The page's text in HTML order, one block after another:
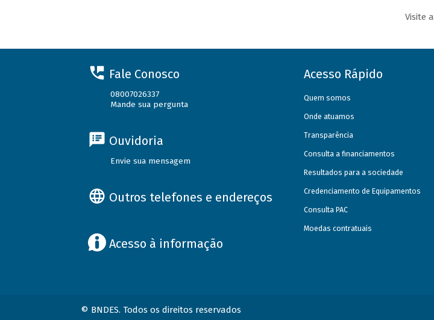
Visite a
Fale Conosco
08007026337
Mande sua pergunta
Ouvidoria
Envie sua mensagem
Outros telefones e endereços
Acesso à informação
Acesso Rápido
Quem somos
Onde atuamos
Transparência
Consulta a financiamentos
Resultados para a sociedade
Credenciamento de Equipamentos
Consulta PAC
Moedas contratuais
© BNDES. Todos os direitos reservados